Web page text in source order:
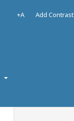
+A Add Contrast